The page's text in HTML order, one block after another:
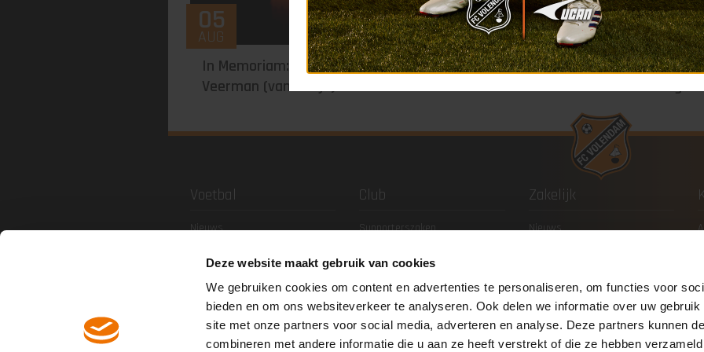
Deze website maakt gebruik van cookies
We gebruiken cookies om content en advertenties te personaliseren, om functies voor
bieden en om ons websiteverkeer te analyseren. Ook delen we informatie over uw gebruik
site met onze partners voor social media, adverteren en analyse. Deze partners kunnen
combineren met andere informatie die u aan ze heeft verstrekt of die ze hebben
05
AUG
In Memoriam: Dick
Veerman (van Pietje)
04
AUG
FC Volendam versterkt
middenveld met Reuven
04
AUG
Vacature:
nieuwe
Voetbal
Nieuws
FC Volendam O21
FC Volendam O19
Jeugdacademie
Agenda & uitslagen
Club
Supporterszaken
Organisatie
Vacatures en stages
Veilig sportklimaat
Zakelijk
Nieuws
Onze sponsoren
Businessclub 'Het Andere
Oranje'
Club van 200